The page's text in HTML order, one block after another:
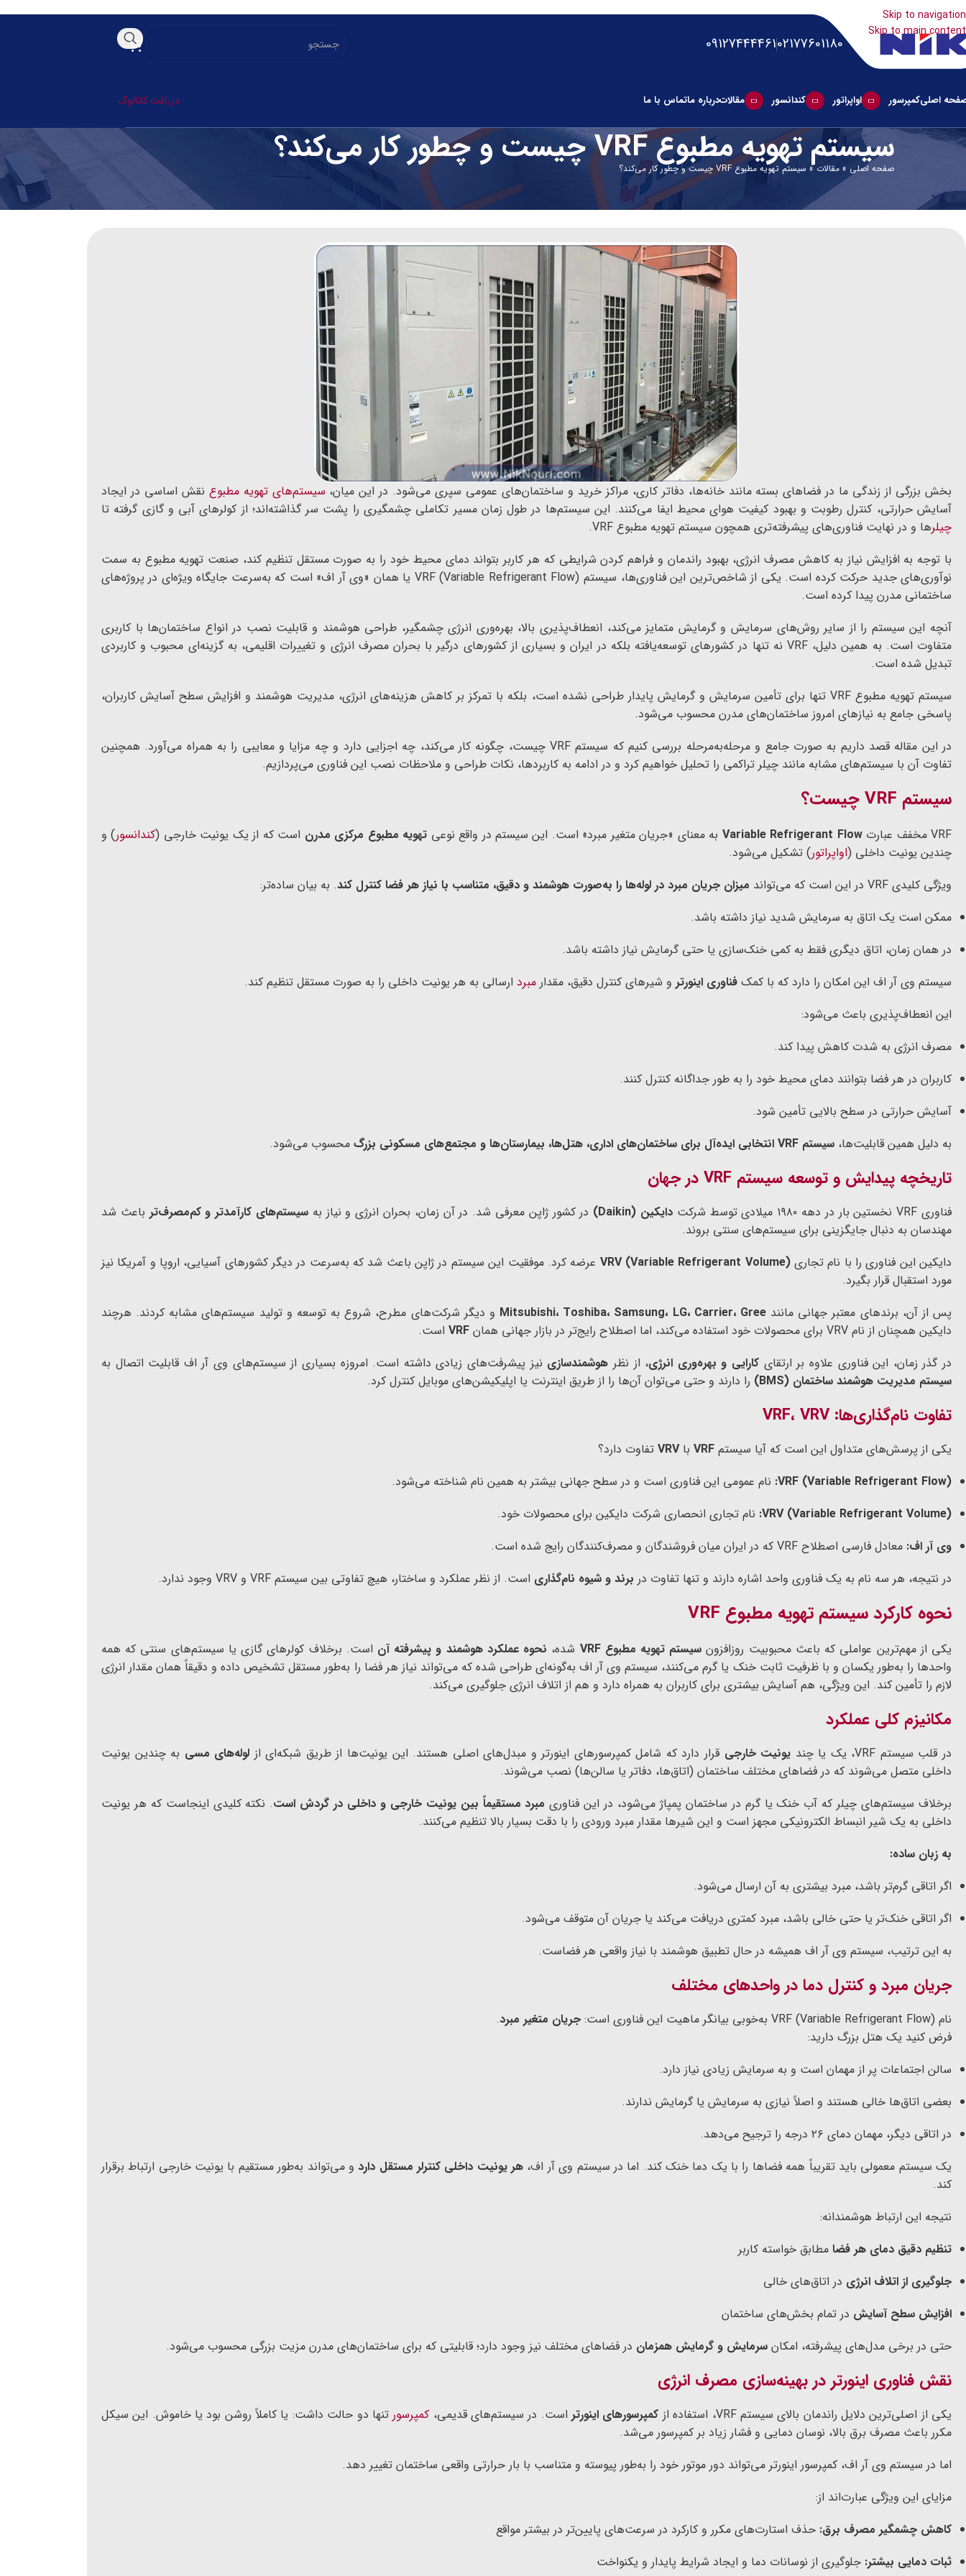
Skip to navigation
Skip to main content
02177601180
09127444461
اصلیکمپرسور اواپراتور کندانسور مقالاتدرباره ماتماس با ما دریافت کاتالوگ
صفحه اصلی »مقالات» سیستم تهویه مطبوع VRF چیست و چطور کار می‌کند؟
سیستم تهویه مطبوع VRF چیست و چطور کار می‌کند؟
بخش بزرگی از زندگی ما در فضاهای بسته مانند خانه‌ها، دفاتر کاری، مراکز خرید و ساختمان‌های عمومی سپری می‌شود. در این میان، سیستم‌های تهویه مطبوع نقش اساسی در ایجاد
آسایش حرارتی، کنترل رطوبت و بهبود کیفیت هوای محیط ایفا می‌کنند. این سیستم‌ها در طول زمان مسیر تکاملی چشمگیری را پشت سر گذاشته‌اند؛ از کولرهای آبی و گازی گرفته تا
چیلرها و در نهایت فناوری‌های پیشرفته‌تری همچون سیستم تهویه مطبوع VRF.
با توجه به افزایش نیاز به کاهش مصرف انرژی، بهبود راندمان و فراهم کردن شرایطی که هر کاربر بتواند دمای محیط خود را به صورت مستقل تنظیم کند، صنعت تهویه مطبوع به سمت
نوآوری‌های جدید حرکت کرده است. یکی از شاخص‌ترین این فناوری‌ها، سیستم VRF (Variable Refrigerant Flow) یا همان «وی آر اف» است که به‌سرعت جایگاه ویژه‌ای در پروژه‌های
ساختمانی مدرن پیدا کرده است.
آنچه این سیستم را از سایر روش‌های سرمایش و گرمایش متمایز می‌کند، انعطاف‌پذیری بالا، بهره‌وری انرژی چشمگیر، طراحی هوشمند و قابلیت نصب در انواع ساختمان‌ها با کاربری
متفاوت است. به همین دلیل، VRF نه تنها در کشورهای توسعه‌یافته بلکه در ایران و بسیاری از کشورهای درگیر با بحران مصرف انرژی و تغییرات اقلیمی، به گزینه‌ای محبوب و کاربردی
تبدیل شده است.
سیستم تهویه مطبوع VRF تنها برای تأمین سرمایش و گرمایش پایدار طراحی نشده است، بلکه با تمرکز بر کاهش هزینه‌های انرژی، مدیریت هوشمند و افزایش سطح آسایش کاربران،
پاسخی جامع به نیازهای امروز ساختمان‌های مدرن محسوب می‌شود.
در این مقاله قصد داریم به صورت جامع و مرحله‌به‌مرحله بررسی کنیم که سیستم VRF چیست، چگونه کار می‌کند، چه اجزایی دارد و چه مزایا و معایبی را به همراه می‌آورد. همچنین
تفاوت آن با سیستم‌های مشابه مانند چیلر تراکمی را تحلیل خواهیم کرد و در ادامه به کاربردها، نکات طراحی و ملاحظات نصب این فناوری می‌پردازیم.
سیستم VRF چیست؟
VRF مخفف عبارت Variable Refrigerant Flow به معنای «جریان متغیر مبرد» است. این سیستم در واقع نوعی تهویه مطبوع مرکزی مدرن است که از یک یونیت خارجی (کندانسور) و
چندین یونیت داخلی (اواپراتور) تشکیل می‌شود.
ویژگی کلیدی VRF در این است که می‌تواند
میزان جریان مبرد در لوله‌ها را به‌صورت هوشمند و دقیق، متناسب با نیاز هر فضا کنترل کند. به بیان ساده‌تر:
ممکن است یک اتاق به سرمایش شدید نیاز داشته باشد.
در همان زمان، اتاق دیگری فقط به کمی خنک‌سازی یا حتی گرمایش نیاز داشته باشد.
سیستم وی آر اف این امکان را دارد که با کمک فناوری اینورتر و شیرهای کنترل دقیق، مقدار مبرد ارسالی به هر یونیت داخلی را به صورت مستقل تنظیم کند.
این انعطاف‌پذیری باعث می‌شود:
مصرف انرژی به شدت کاهش پیدا کند.
کاربران در هر فضا بتوانند دمای محیط خود را به طور جداگانه کنترل کنند.
آسایش حرارتی در سطح بالایی تأمین شود.
به دلیل همین قابلیت‌ها، سیستم VRF انتخابی ایده‌آل برای ساختمان‌های اداری، هتل‌ها، بیمارستان‌ها و مجتمع‌های مسکونی بزرگ محسوب می‌شود.
تاریخچه پیدایش و توسعه سیستم VRF در جهان
فناوری VRF نخستین بار در دهه ۱۹۸۰ میلادی توسط شرکت دایکین (Daikin) در کشور ژاپن معرفی شد. در آن زمان، بحران انرژی و نیاز بهسیستم‌های کارآمدتر و کم‌مصرف‌تر باعث شد
مهندسان به دنبال جایگزینی برای سیستم‌های سنتی بروند.
دایکین این فناوری را با نام تجاریVRV (Variable Refrigerant Volume) عرضه کرد. موفقیت این سیستم در ژاپن باعث شد که به‌سرعت در دیگر کشورهای آسیایی، اروپا و آمریکا نیز
مورد استقبال قرار بگیرد.
پس از آن، برندهای معتبر جهانی مانندMitsubishi، Toshiba، Samsung، LG، Carrier، Gree و دیگر شرکت‌های مطرح، شروع به توسعه و تولید سیستم‌های مشابه کردند. هرچند
دایکین همچنان از نام VRV برای محصولات خود استفاده می‌کند، اما اصطلاح رایج‌تر در بازار جهانی همان
VRF است.
در گذر زمان، این فناوری علاوه بر ارتقای کارایی و بهره‌وری انرژی، از نظر هوشمندسازی نیز پیشرفت‌های زیادی داشته است. امروزه بسیاری از سیستم‌های وی آر اف قابلیت اتصال به
سیستم مدیریت هوشمند ساختمان (BMS)
را دارند و حتی می‌توان آن‌ها را از طریق اینترنت یا اپلیکیشن‌های موبایل کنترل کرد.
تفاوت نام‌گذاری‌ها: VRF، VRV
یکی از پرسش‌های متداول این است که آیا سیستم VRF باVRV تفاوت دارد؟
VRF (Variable Refrigerant Flow): نام عمومی این فناوری است و در سطح جهانی بیشتر به همین نام شناخته می‌شود.
VRV (Variable Refrigerant Volume): نام تجاری انحصاری شرکت دایکین برای محصولات خود.
وی آر اف: معادل فارسی اصطلاح VRF که در ایران میان فروشندگان و مصرف‌کنندگان رایج شده است.
در نتیجه، هر سه نام به یک فناوری واحد اشاره دارند و تنها تفاوت در برند و شیوه نام‌گذاری است. از نظر عملکرد و ساختار، هیچ تفاوتی بین سیستم VRF و VRV وجود ندارد.
نحوه کارکرد سیستم تهویه مطبوع VRF
یکی از مهم‌ترین عواملی که باعث محبوبیت روزافزون سیستم تهویه مطبوع VRF شده، نحوه عملکرد هوشمند و پیشرفته آن است. برخلاف کولرهای گازی یا سیستم‌های سنتی که همه
واحدها را به‌طور یکسان و با ظرفیت ثابت خنک یا گرم می‌کنند، سیستم وی آر اف به‌گونه‌ای طراحی شده که می‌تواند نیاز هر فضا را به‌طور مستقل تشخیص داده و دقیقاً همان مقدار انرژی
لازم را تأمین کند. این ویژگی، هم آسایش بیشتری برای کاربران به همراه دارد و هم از اتلاف انرژی جلوگیری می‌کند.
مکانیزم کلی عملکرد
در قلب سیستم VRF، یک یا چند یونیت خارجی قرار دارد که شامل کمپرسورهای اینورتر و مبدل‌های اصلی هستند. این یونیت‌ها از طریق شبکه‌ای از لوله‌های مسی به چندین یونیت
داخلی متصل می‌شوند که در فضاهای مختلف ساختمان (اتاق‌ها، دفاتر یا سالن‌ها) نصب می‌شوند.
برخلاف سیستم‌های چیلر که آب خنک یا گرم در ساختمان پمپاژ می‌شود، در این فناوری مبرد مستقیماً بین یونیت خارجی و داخلی در گردش است. نکته کلیدی اینجاست که هر یونیت
داخلی به یک شیر انبساط الکترونیکی مجهز است و این شیرها مقدار مبرد ورودی را با دقت بسیار بالا تنظیم می‌کنند.
به زبان ساده:
اگر اتاقی گرم‌تر باشد، مبرد بیشتری به آن ارسال می‌شود.
اگر اتاقی خنک‌تر یا حتی خالی باشد، مبرد کمتری دریافت می‌کند یا جریان آن متوقف می‌شود.
به این ترتیب، سیستم وی آر اف همیشه در حال تطبیق هوشمند با نیاز واقعی هر فضاست.
جریان مبرد و کنترل دما در واحدهای مختلف
نام VRF (Variable Refrigerant Flow) به‌خوبی بیانگر ماهیت این فناوری است: جریان متغیر مبرد.
فرض کنید یک هتل بزرگ دارید:
سالن اجتماعات پر از مهمان است و به سرمایش زیادی نیاز دارد.
بعضی اتاق‌ها خالی هستند و اصلاً نیازی به سرمایش یا گرمایش ندارند.
در اتاقی دیگر، مهمان دمای ۲۶ درجه را ترجیح می‌دهد.
یک سیستم معمولی باید تقریباً همه فضاها را با یک دما خنک کند. اما در سیستم وی آر اف، هر یونیت داخلی کنترلر مستقل داردو می‌تواند به‌طور مستقیم با یونیت خارجی ارتباط برقرار
کند.
نتیجه این ارتباط هوشمندانه:
تنظیم دقیق دمای هر فضا مطابق خواسته کاربر
جلوگیری از اتلاف انرژی در اتاق‌های خالی
افزایش سطح آسایش در تمام بخش‌های ساختمان
حتی در برخی مدل‌های پیشرفته، امکان سرمایش و گرمایش همزمان در فضاهای مختلف نیز وجود دارد؛ قابلیتی که برای ساختمان‌های مدرن مزیت بزرگی محسوب می‌شود.
نقش فناوری اینورتر در بهینه‌سازی مصرف انرژی
یکی از اصلی‌ترین دلایل راندمان بالای سیستم VRF، استفاده از کمپرسورهای اینورتر است. در سیستم‌های قدیمی، کمپرسور تنها دو حالت داشت: یا کاملاً روشن بود یا خاموش. این سیکل
مکرر باعث مصرف برق بالا، نوسان دمایی و فشار زیاد بر کمپرسور می‌شد.
اما در سیستم وی آر اف، کمپرسور اینورتر می‌تواند دور موتور خود را به‌طور پیوسته و متناسب با بار حرارتی واقعی ساختمان تغییر دهد.
مزایای این ویژگی عبارت‌اند از:
کاهش چشمگیر مصرف برق: حذف استارت‌های مکرر و کارکرد در سرعت‌های پایین‌تر در بیشتر مواقع
ثبات دمایی بیشتر: جلوگیری از نوسانات دما و ایجاد شرایط پایدار و یکنواخت